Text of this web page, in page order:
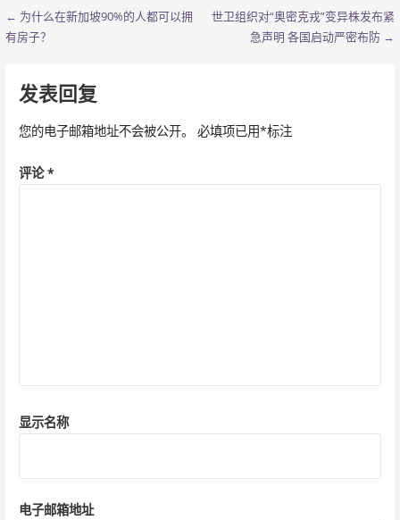
文
导
航
← 为什么在新加坡90%的人都可以拥
有房子？
世卫组织对“奥密克戎”变异株发布紧
急声明 各国启动严密布防 →
发表回复
您的电子邮箱地址不会被公开。 必填项已用*标注
评论*
显示名称
电子邮箱地址